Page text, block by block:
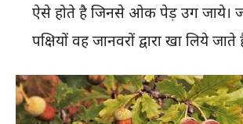
ऐसे होते है जिनसे ओक पेड़ उग जाये।
पक्षियों वह जानवरों द्वारा खा लिये जाते